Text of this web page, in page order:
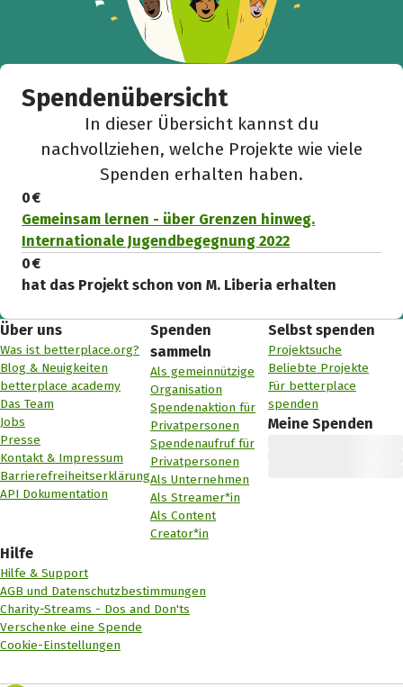
Spendenübersicht
In dieser Übersicht kannst du
nachvollziehen, welche Projekte wie viele
Spenden erhalten haben.
0 €
Gemeinsam lernen - über Grenzen hinweg.
Internationale Jugendbegegnung 2022
0 €
hat das Projekt schon von M. Liberia erhalten
Über uns
Was ist betterplace.org?
Blog & Neuigkeiten
betterplace academy
Das Team
Jobs
Presse
Kontakt & Impressum
Barrierefreiheitserklärung
API Dokumentation
Spenden
sammeln
Als gemeinnützige
Organisation
Spendenaktion für
Privatpersonen
Spendenaufruf für
Privatpersonen
Als Unternehmen
Als Streamer*in
Als Content
Creator*in
Selbst spenden
Projektsuche
Beliebte Projekte
Für betterplace
spenden
Meine Spenden
Hilfe
Hilfe & Support
AGB und Datenschutzbestimmungen
Charity-Streams - Dos and Don'ts
Verschenke eine Spende
Cookie-Einstellungen